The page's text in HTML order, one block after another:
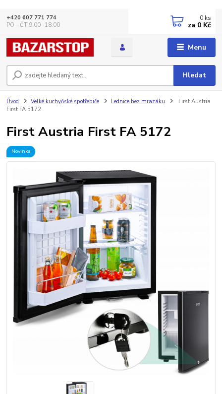
Menu
Hledat
+420 607 771 774
PO - ČT 9:00 -18:00
0 ks
za 0 Kč
Úvod Velké kuchyňské spotřebiče Lednice bez mrazáku
First Austria
First FA 5172
First Austria First FA 5172
Novinka